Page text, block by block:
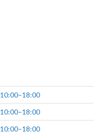
10:00–18:00
10:00–18:00
10:00–18:00